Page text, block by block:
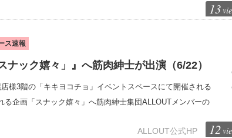
13
ス速報
ナック嬉々」』へ筋肉紳士が出演（6/22）
様3階の「キキヨコチョ」イベントスペースにて開催される
る企画「スナック嬉々」へ筋肉紳士集団ALLOUTメンバーの
ALLOUT公式HP 12